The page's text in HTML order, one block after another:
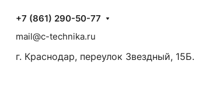
+7 (861) 290-50-77
mail@c-technika.ru
г. Краснодар, переулок Звездный, 15Б.